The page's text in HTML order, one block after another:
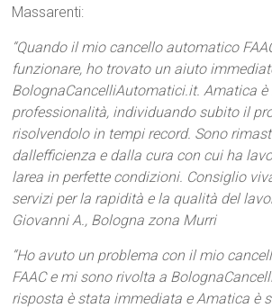
Massarenti:
“Quando il mio cancello automatico
funzionare, ho trovato un aiuto
BolognaCancelliAutomatici.it. Amatica è
professionalità, individuando subito il
risolvendolo in tempi record. Sono
dallefficienza e dalla cura con cui ha
larea in perfette condizioni. Consiglio
servizi per la rapidità e la qualità del
Giovanni A., Bologna zona Murri
“Ho avuto un problema con il mio
FAAC e mi sono rivolta a
risposta è stata immediata e Amatica è